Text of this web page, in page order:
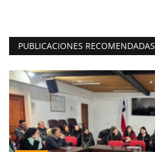
PUBLICACIONES RECOMENDADAS